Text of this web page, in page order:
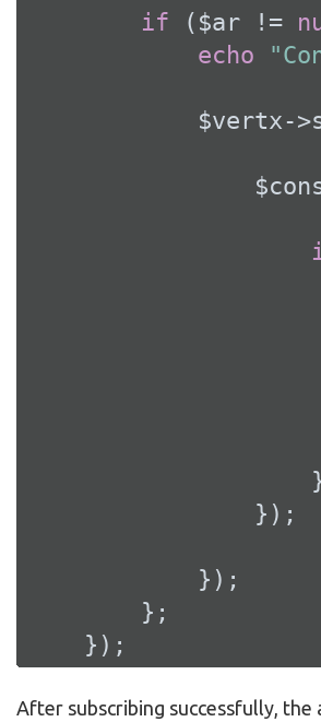
if ($ar !=
echo
$vertx-
                });
            });
        };
    });
After subscribing successfully, the